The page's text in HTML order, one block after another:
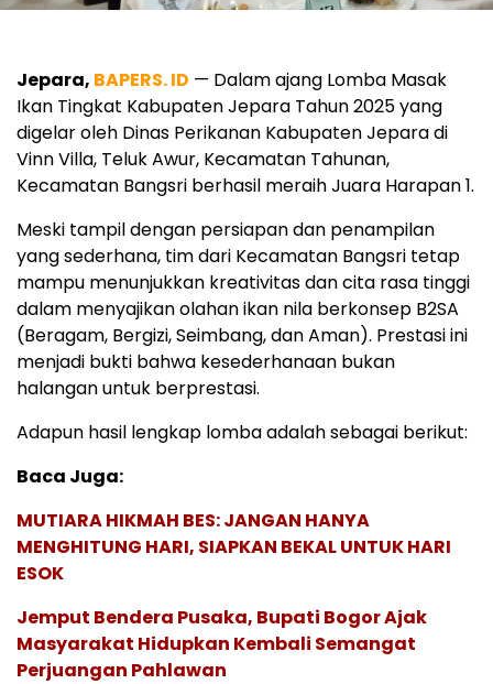
Jepara, BAPERS. ID — Dalam ajang Lomba Masak
Ikan Tingkat Kabupaten Jepara Tahun 2025 yang
digelar oleh Dinas Perikanan Kabupaten Jepara di
Vinn Villa, Teluk Awur, Kecamatan Tahunan,
Kecamatan Bangsri berhasil meraih Juara Harapan 1.
Meski tampil dengan persiapan dan penampilan
yang sederhana, tim dari Kecamatan Bangsri tetap
mampu menunjukkan kreativitas dan cita rasa tinggi
dalam menyajikan olahan ikan nila berkonsep B2SA
(Beragam, Bergizi, Seimbang, dan Aman). Prestasi ini
menjadi bukti bahwa kesederhanaan bukan
halangan untuk berprestasi.
Adapun hasil lengkap lomba adalah sebagai berikut:
Baca Juga:
MUTIARA HIKMAH BES: JANGAN HANYA
MENGHITUNG HARI, SIAPKAN BEKAL UNTUK HARI
ESOK
Jemput Bendera Pusaka, Bupati Bogor Ajak
Masyarakat Hidupkan Kembali Semangat
Perjuangan Pahlawan